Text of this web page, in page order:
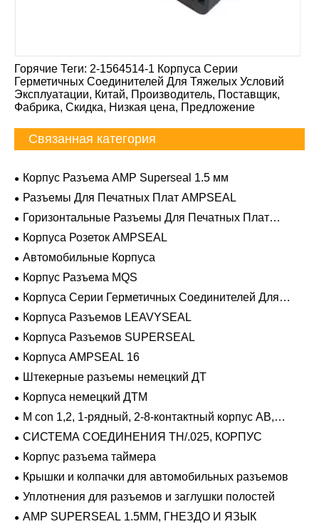
Горячие Теги: 2-1564514-1 Корпуса Серии
Герметичных Соединителей Для Тяжелых Условий
Эксплуатации, Китай, Производитель, Поставщик,
Фабрика, Скидка, Низкая цена, Предложение
Связанная категория
Корпус Разъема AMP Superseal 1.5 мм
Разъемы Для Печатных Плат AMPSEAL
Горизонтальные Разъемы Для Печатных Плат
AMPSEAL
Корпуса Розеток AMPSEAL
Автомобильные Корпуса
Корпус Разъема MQS
Корпуса Серии Герметичных Соединителей Для
Тяжелых Условий Эксплуатации
Корпуса Разъемов LEAVYSEAL
Корпуса Разъемов SUPERSEAL
Корпуса AMPSEAL 16
Штекерные разъемы немецкий ДТ
Корпуса немецкий ДТМ
M con 1,2, 1-рядный, 2-8-контактный корпус AB,
герметичный
СИСТЕМА СОЕДИНЕНИЯ TH/.025, КОРПУС
Корпус разъема таймера
Крышки и колпачки для автомобильных разъемов
Уплотнения для разъемов и заглушки полостей
AMP SUPERSEAL 1.5MM, ГНЕЗДО И ЯЗЫК